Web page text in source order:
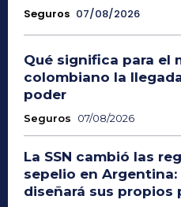
Seguros 07/08/2026
Qué significa para el
colombiano la
poder
Seguros 07/08/2026
La SSN cambió las
sepelio en Argentina:
diseñará sus propios